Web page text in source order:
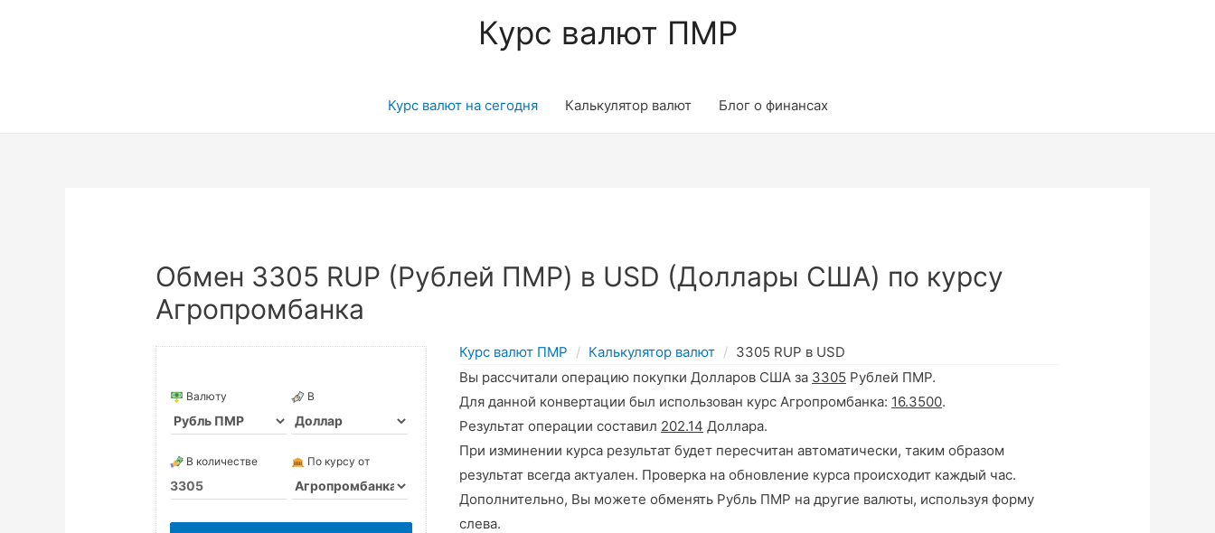
Курс валют ПМР
Курс валют на сегодня Калькулятор валют Блог о финансах
Обмен 3305 RUP (Рублей ПМР) в USD (Доллары США) по курсу
Агропромбанка
Валюту В
В количестве По курсу от
Курс валют ПМР Калькулятор валют
3305 RUP в USD
Вы рассчитали операцию покупки Долларов США за 3305 Рублей ПМР.
Для данной конвертации был использован курс Агропромбанка: 16.3500.
Результат операции составил 202.14 Доллара.
При изминении курса результат будет пересчитан автоматически, таким образом
результат всегда актуален. Проверка на обновление курса происходит каждый час.
Дополнительно, Вы можете обменять Рубль ПМР на другие валюты, используя форму
слева.